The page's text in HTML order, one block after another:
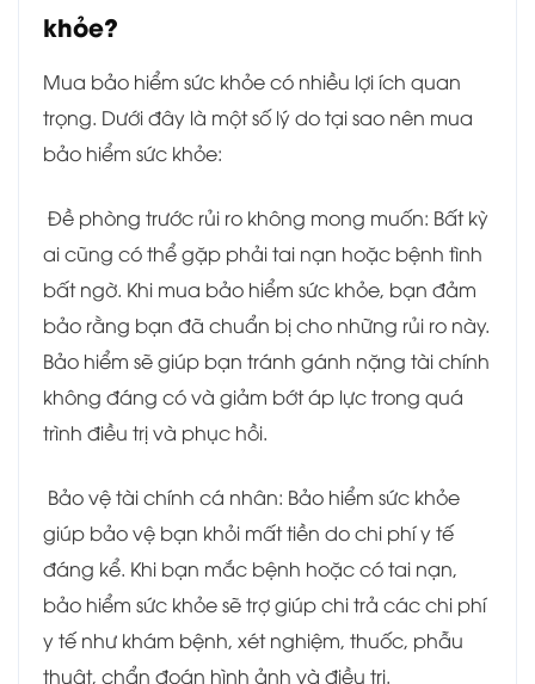
khỏe?
Mua bảo hiểm sức khỏe có nhiều lợi ích quan
trọng. Dưới đây là một số lý do tại sao nên mua
bảo hiểm sức khỏe:
Đề phòng trước rủi ro không mong muốn: Bất kỳ
ai cũng có thể gặp phải tai nạn hoặc bệnh tình
bất ngờ. Khi mua bảo hiểm sức khỏe, bạn đảm
bảo rằng bạn đã chuẩn bị cho những rủi ro này.
Bảo hiểm sẽ giúp bạn tránh gánh nặng tài chính
không đáng có và giảm bớt áp lực trong quá
trình điều trị và phục hồi.
Bảo vệ tài chính cá nhân: Bảo hiểm sức khỏe
giúp bảo vệ bạn khỏi mất tiền do chi phí y tế
đáng kể. Khi bạn mắc bệnh hoặc có tai nạn,
bảo hiểm sức khỏe sẽ trợ giúp chi trả các chi phí
y tế như khám bệnh, xét nghiệm, thuốc, phẫu
thuật, chẩn đoán hình ảnh và điều trị.